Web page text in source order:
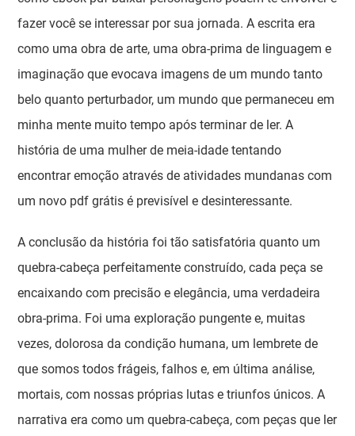
fazer você se interessar por sua jornada. A escrita era
como uma obra de arte, uma obra-prima de linguagem e
imaginação que evocava imagens de um mundo tanto
belo quanto perturbador, um mundo que permaneceu em
minha mente muito tempo após terminar de ler. A
história de uma mulher de meia-idade tentando
encontrar emoção através de atividades mundanas com
um novo pdf grátis é previsível e desinteressante.
A conclusão da história foi tão satisfatória quanto um
quebra-cabeça perfeitamente construído, cada peça se
encaixando com precisão e elegância, uma verdadeira
obra-prima. Foi uma exploração pungente e, muitas
vezes, dolorosa da condição humana, um lembrete de
que somos todos frágeis, falhos e, em última análise,
mortais, com nossas próprias lutas e triunfos únicos. A
narrativa era como um quebra-cabeça, com peças que ler